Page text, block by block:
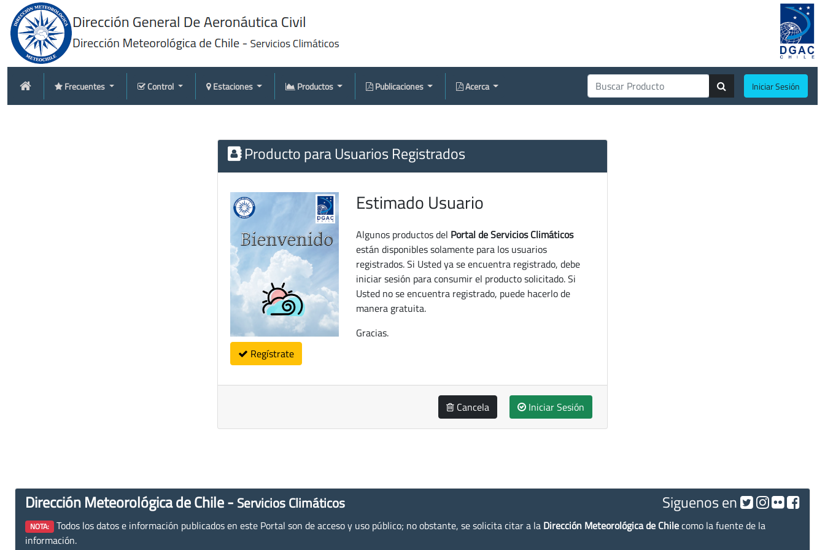
Frecuentes Control Estaciones Productos Publicaciones Acerca Iniciar Sesión
Producto para Usuarios Registrados
Regístrate
Estimado Usuario
Algunos productos del Portal de Servicios Climáticos
están disponibles solamente para los usuarios
registrados. Si Usted ya se encuentra registrado, debe
iniciar sesión para consumir el producto solicitado. Si
Usted no se encuentra registrado, puede hacerlo de
manera gratuita.
Gracias.
Cancela Iniciar Sesión
Dirección Meteorológica de Chile - Servicios Climáticos Siguenos en
NOTA: Todos los datos e información publicados en este Portal son de acceso y uso público; no obstante, se solicita citar a la Dirección Meteorológica de Chilecomo la fuente de la
información.